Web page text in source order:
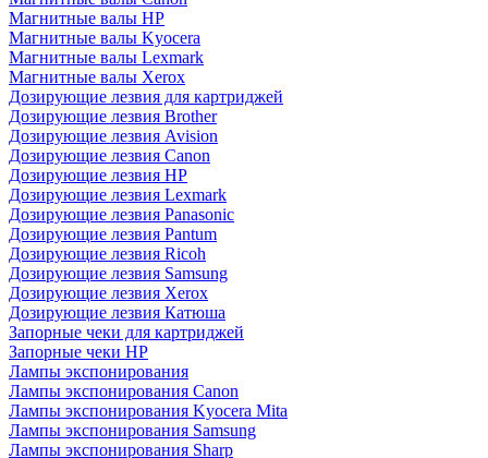
Магнитные валы HP
Магнитные валы Kyocera
Магнитные валы Lexmark
Магнитные валы Xerox
Дозирующие лезвия для картриджей
Дозирующие лезвия Brother
Дозирующие лезвия Avision
Дозирующие лезвия Canon
Дозирующие лезвия HP
Дозирующие лезвия Lexmark
Дозирующие лезвия Panasonic
Дозирующие лезвия Pantum
Дозирующие лезвия Ricoh
Дозирующие лезвия Samsung
Дозирующие лезвия Xerox
Дозирующие лезвия Катюша
Запорные чеки для картриджей
Запорные чеки HP
Лампы экспонирования
Лампы экспонирования Canon
Лампы экспонирования Kyocera Mita
Лампы экспонирования Samsung
Лампы экспонирования Sharp